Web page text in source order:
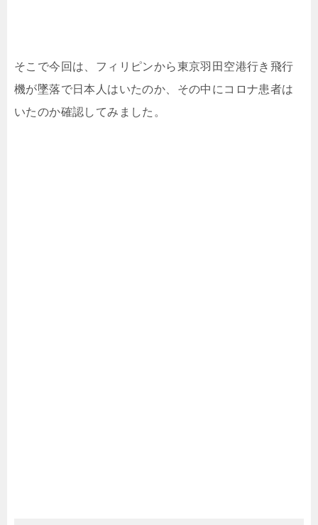
そこで今回は、フィリピンから東京羽田空港行き飛行
機が墜落で日本人はいたのか、その中にコロナ患者は
いたのか確認してみました。